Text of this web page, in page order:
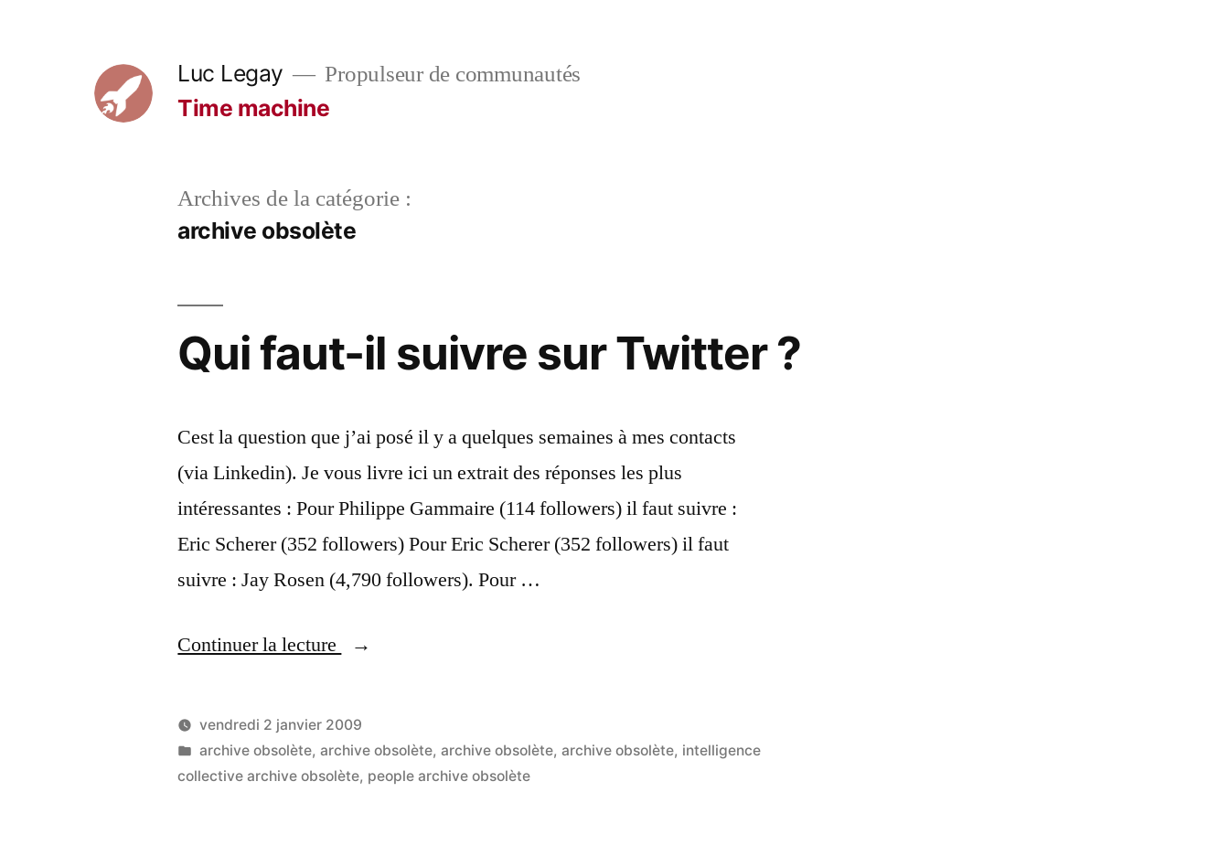
Luc Legay Propulseur de communautés
Time machine
Archives de la catégorie :
archive obsolète
Qui faut-il suivre sur Twitter ?
Cest la question que j’ai posé il y a quelques semaines à mes contacts
(via Linkedin). Je vous livre ici un extrait des réponses les plus
intéressantes : Pour Philippe Gammaire (114 followers) il faut suivre :
Eric Scherer (352 followers) Pour Eric Scherer (352 followers) il faut
suivre : Jay Rosen (4,790 followers). Pour …
Continuer la lecture
« Qui
il
suivre
sur
Publié
par
LucL
vendredi 2 janvier 2009
Publié
dans
archive obsolète,archive obsolète,archive obsolète,archive obsolète, intelligence
collective archive obsolète, people archive obsolète